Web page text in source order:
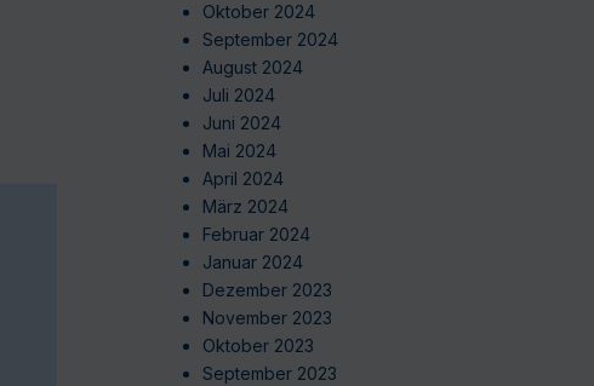
Oktober 2024
September 2024
August 2024
Juli 2024
Juni 2024
Mai 2024
April 2024
März 2024
Februar 2024
Januar 2024
Dezember 2023
November 2023
Oktober 2023
September 2023